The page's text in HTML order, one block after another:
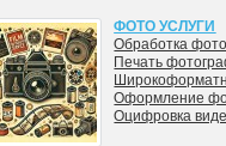
ФОТО УСЛУГИ
Обработка
Печать
Оформление
Оцифровка